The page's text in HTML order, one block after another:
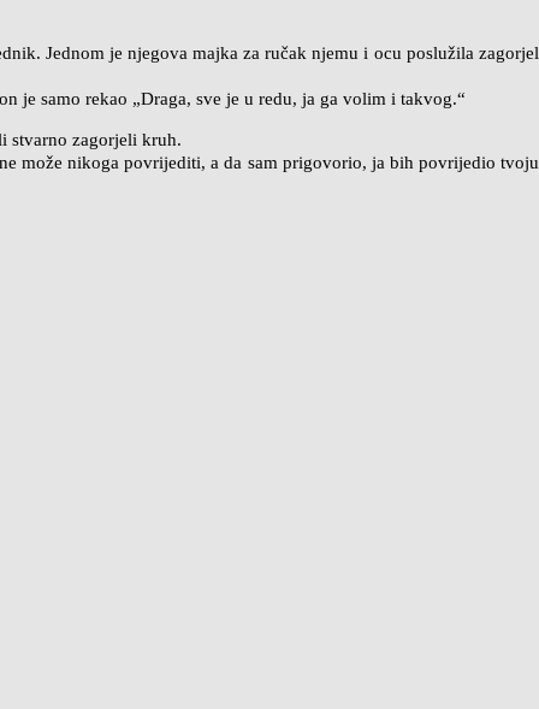
Jednom je njegova majka za ručak njemu i ocu poslužila
je samo rekao „Draga, sve je u redu, ja ga volim i takvog.“
stvarno zagorjeli kruh.
može nikoga povrijediti, a da sam prigovorio, ja bih povrijedio